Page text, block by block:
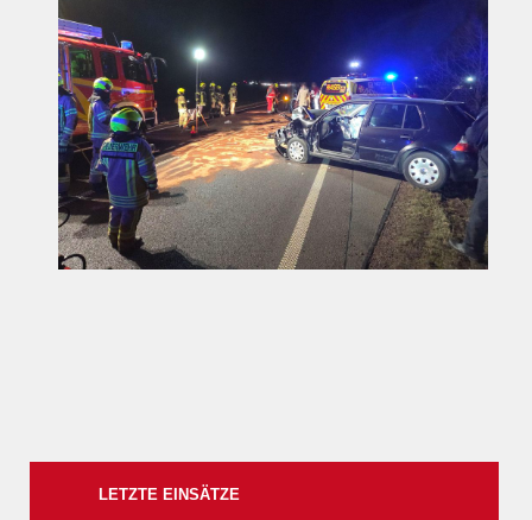
LETZTE EINSÄTZE